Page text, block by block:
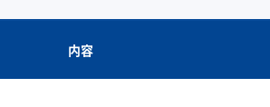
内容